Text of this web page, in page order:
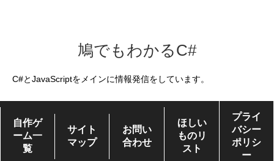
鳩でもわかるC#
C#とJavaScriptをメインに情報発信をしています。
自作ゲ
ーム一
覧
サイト
マップ
お問い
合わせ
ほしい
ものリ
スト
プライ
バシー
ポリシ
ー